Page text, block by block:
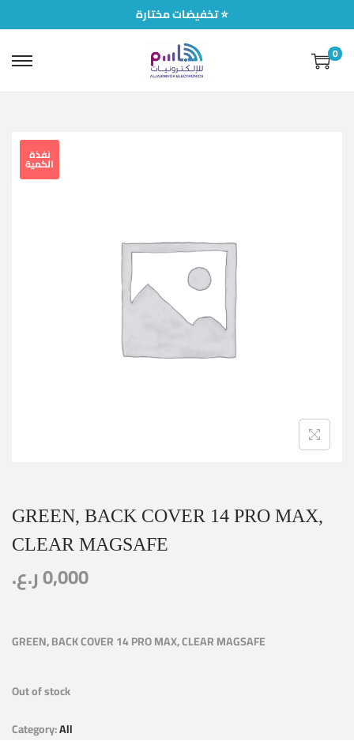
تخفيضات مختارة ⭐
0
نفذة
الكمية
GREEN, BACK COVER 14 PRO MAX,
CLEAR MAGSAFE
0,000ر.ع.
GREEN, BACK COVER 14 PRO MAX, CLEAR MAGSAFE
Out of stock
Category:All